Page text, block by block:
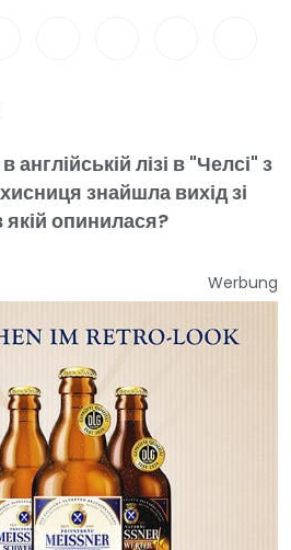
лізі в "Челсі" з
знайшла вихід зі
якій опинилася?
Werbung